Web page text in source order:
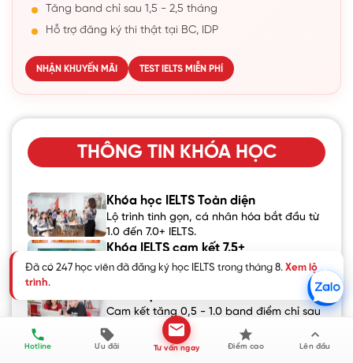
Tăng band chỉ sau 1,5 - 2,5 tháng
Hỗ trợ đăng ký thi thật tại BC, IDP
NHẬN KHUYẾN MÃI TEST IELTS MIỄN PHÍ
THÔNG TIN KHÓA HỌC
Khóa học IELTS Toàn diện
Lộ trình tinh gọn, cá nhân hóa bắt đầu từ
1.0 đến 7.0+ IELTS.
Khóa IELTS cam kết 7.5+
100% giảng viên 8.5+ IELTS Overall đứng
Cam kết tăng 0,5 - 1.0 band điểm chỉ sau
1,5 - 2 tháng.
IELTS cho học sinh Cấp 2
Hotline Ưu đãi Tư vấn ngay Điểm cao Lên đầu
Đã có 247 học viên đã đăng ký học IELTS trong tháng 8.Xem lộ
trình